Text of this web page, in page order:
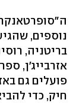
נוספים,
בריטניה,
אזרבייג'ן,
פועלים גם
חיק, כדי